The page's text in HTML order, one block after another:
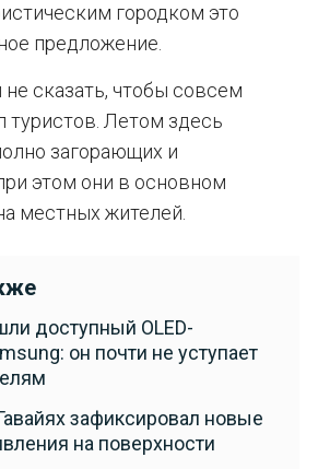
городком это
предложение.
сказать, чтобы совсем
туристов. Летом здесь
загорающих и
этом они в основном
местных жителей.
доступный OLED-
он почти не уступает
зафиксировал новые
на поверхности